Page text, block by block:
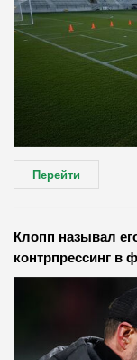
Перейти
Клопп называл
контрпрессинг в